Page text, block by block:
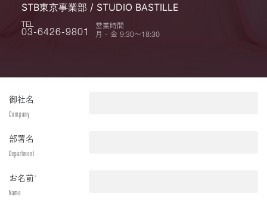
STB東京事業部 / STUDIO BASTILLE
TEL
03-6426-9801
営業時間
月 - 金 9:30〜18:30
御社名
Company
部署名
Department
お名前*
Name